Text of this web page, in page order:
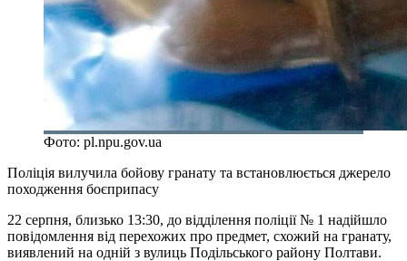
Фото: pl.npu.gov.ua
Поліція вилучила бойову гранату та встановлюється джерело
походження боєприпасу
22 серпня, близько 13:30, до відділення поліції № 1 надійшло
повідомлення від перехожих про предмет, схожий на гранату,
виявлений на одній з вулиць Подільського району Полтави.